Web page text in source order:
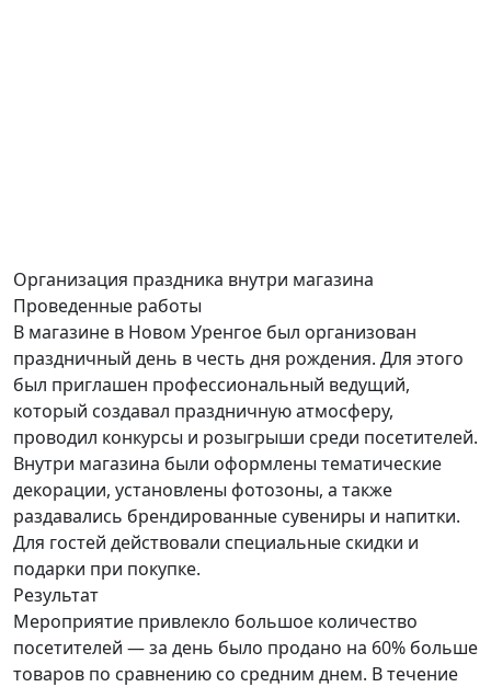
Организация праздника внутри магазина
Проведенные работы
В магазине в Новом Уренгое был организован
праздничный день в честь дня рождения. Для этого
был приглашен профессиональный ведущий,
который создавал праздничную атмосферу,
проводил конкурсы и розыгрыши среди посетителей.
Внутри магазина были оформлены тематические
декорации, установлены фотозоны, а также
раздавались брендированные сувениры и напитки.
Для гостей действовали специальные скидки и
подарки при покупке.
Результат
Мероприятие привлекло большое количество
посетителей — за день было продано на 60% больше
товаров по сравнению со средним днем. В течение